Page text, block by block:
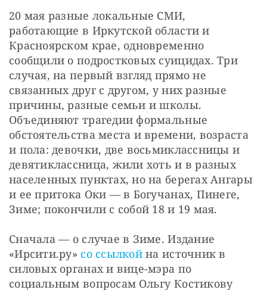
20 мая разные локальные СМИ,
работающие в Иркутской области и
Красноярском крае, одновременно
сообщили о подростковых суицидах. Три
случая, на первый взгляд прямо не
связанных друг с другом, у них разные
причины, разные семьи и школы.
Объединяют трагедии формальные
обстоятельства места и времени, возраста
и пола: девочки, две восьмиклассницы и
девятиклассница, жили хоть и в разных
населенных пунктах, но на берегах Ангары
и ее притока Оки — в Богучанах, Пинеге,
Зиме; покончили с собой 18 и 19 мая.
Сначала — о случае в Зиме. Издание
«Ирсити.ру» со ссылкой на источник в
силовых органах и вице-мэра по